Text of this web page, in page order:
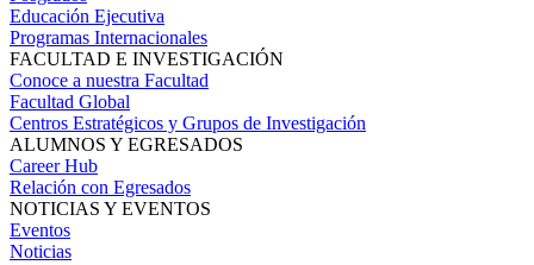
Educación Ejecutiva
Programas Internacionales
FACULTAD E INVESTIGACIÓN
Conoce a nuestra Facultad
Facultad Global
Centros Estratégicos y Grupos de Investigación
ALUMNOS Y EGRESADOS
Career Hub
Relación con Egresados
NOTICIAS Y EVENTOS
Eventos
Noticias